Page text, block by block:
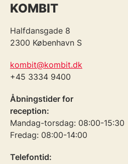
KOMBIT
Halfdansgade 8
2300 København S
kombit@kombit.dk
+45 3334 9400
Åbningstider for
reception:
Mandag-torsdag: 08:00-15:30
Fredag: 08:00-14:00
Telefontid: